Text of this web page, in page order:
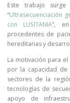
Este trabajo surge
“Ultrasecuenciación
con LUSITANIA”,
procedentes de
hereditarias y
La motivación para
por la capacidad
sectores de la
tecnologías de
apoyo de